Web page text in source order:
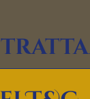
In questo